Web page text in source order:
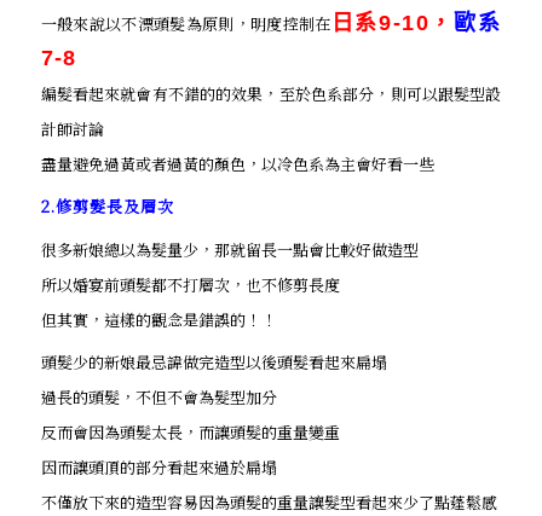
一般來說以不漂頭髮為原則，明度控制在 日系9-10， 歐系
7-8
編髮看起來就會有不錯的的效果，至於色系部分，則可以跟髮型設
計師討論
盡量避免過黃或者過黃的顏色，以冷色系為主會好看一些
2.修剪髮長及層次
很多新娘總以為髮量少，那就留長一點會比較好做造型
所以婚宴前頭髮都不打層次，也不修剪長度
但其實，這樣的觀念是錯誤的！！
頭髮少的新娘最忌諱做完造型以後頭髮看起來扁塌
過長的頭髮，不但不會為髮型加分
反而會因為頭髮太長，而讓頭髮的重量變重
因而讓頭頂的部分看起來過於扁塌
不僅放下來的造型容易因為頭髮的重量讓髮型看起來少了點蓬鬆感